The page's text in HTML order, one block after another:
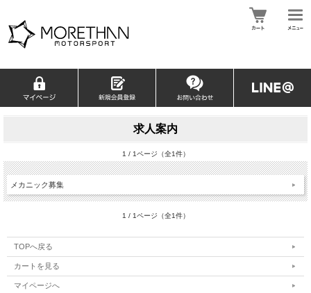
求人案内
1 / 1ページ（全1件）
メカニック募集
1 / 1ページ（全1件）
TOPへ戻る
カートを見る
マイページへ